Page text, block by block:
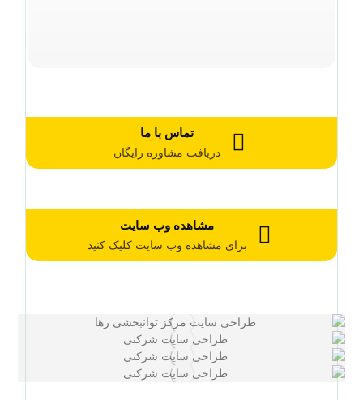
تماس با ما
دریافت مشاوره رایگان
مشاهده وب سایت
برای مشاهده وب سایت کلیک کنید